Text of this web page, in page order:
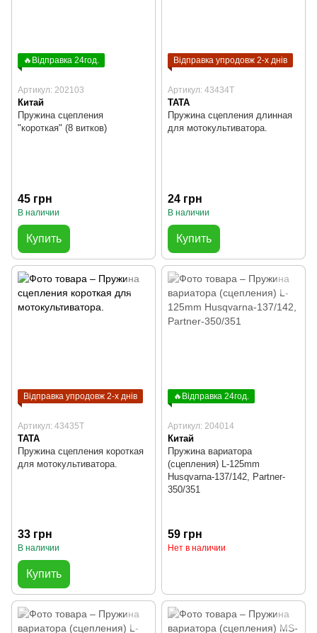
🔥Відправка 24год.
Артикул: 202103
Китай
Пружина сцепления
"короткая" (8 витков)
45 грн
В наличии
Купить
Відправка упродовж 2-х днів
Артикул: 43434T
TATA
Пружина сцепления длинная
для мотокультиватора.
24 грн
В наличии
Купить
Відправка упродовж 2-х днів
Артикул: 43435T
TATA
Пружина сцепления короткая
для мотокультиватора.
33 грн
В наличии
Купить
🔥Відправка 24год.
Артикул: 204014
Китай
Пружина вариатора
(сцепления) L-125mm
Husqvarna-137/142, Partner-
350/351
59 грн
Нет в наличии